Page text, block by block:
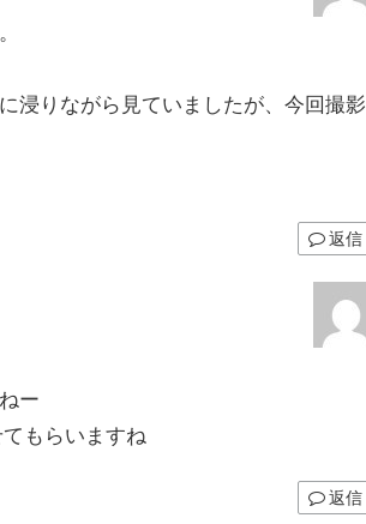
浸りながら見ていましたが、今回撮影
返信
ー
もらいますね
返信